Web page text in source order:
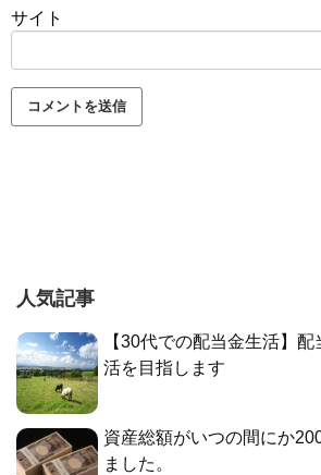
サイト
人気記事
【30代での配当金生活】
活を目指します
資産総額がいつの間にか
ました。